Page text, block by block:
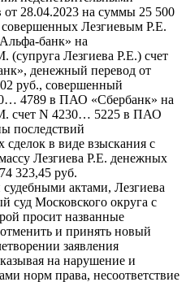
28.04.2023 на суммы 25 500
Лезгиевым Р.Е.
банк» на
Лезгиева Р.Е.) счет
денежный перевод от
руб., совершенный
4789 в ПАО «Сбербанк» на
счет N 4230… 5225 в ПАО
последствий
сделок в виде взыскания с
Лезгиева Р.Е. денежных
323,45 руб.
актами, Лезгиева
суд Московского округа с
просит названные
и принять новый
заявления
на нарушение и
норм права, несоответствие